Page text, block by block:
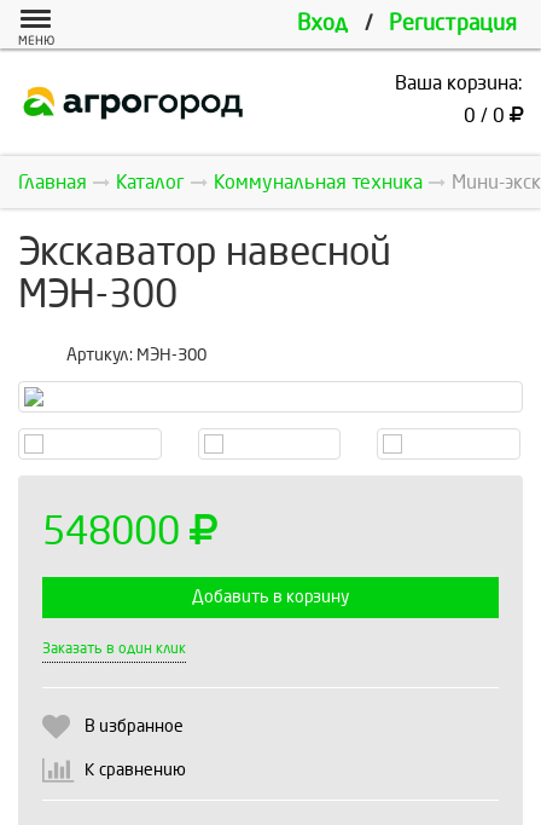
Вход / Регистрация
МЕНЮ
Ваша корзина:
0 / 0
Главная Каталог Коммунальная техника Мини-
Экскаватор навесной
МЭН-300
Артикул: МЭН-300
548000
Добавить в корзину
Заказать в один клик
В избранное
К сравнению